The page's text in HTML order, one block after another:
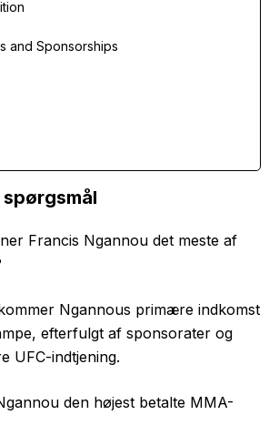
and Sponsorships
Francis Ngannou det meste af
Ngannous primære indkomst
efterfulgt af sponsorater og
UFC-indtjening.
den højest betalte MMA-